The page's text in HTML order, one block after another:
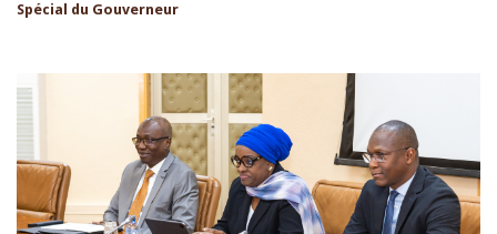
Spécial du Gouverneur